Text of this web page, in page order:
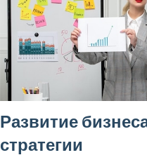
Развитие
стратегии